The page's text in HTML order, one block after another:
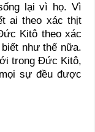
lại vì họ. Vì
ai theo xác thịt
Kitô theo xác
như thế nữa.
trong Ðức Kitô,
sự đều được